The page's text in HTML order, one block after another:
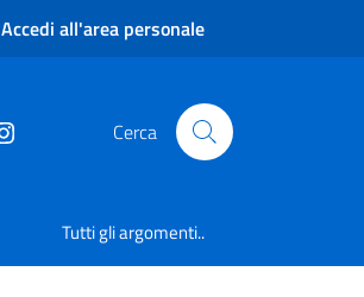
Accedi all'area personale
Cerca
Tutti gli argomenti..